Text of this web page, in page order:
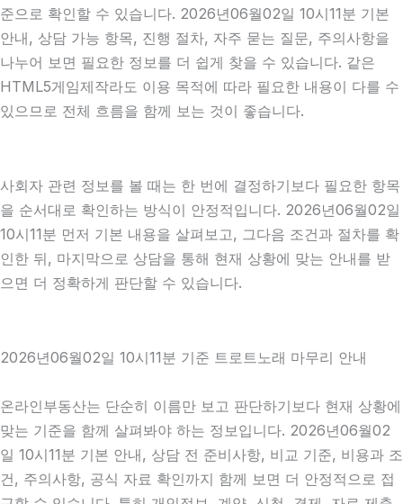
준으로 확인할 수 있습니다. 2026년06월02일 10시11분 기본
안내, 상담 가능 항목, 진행 절차, 자주 묻는 질문, 주의사항을
나누어 보면 필요한 정보를 더 쉽게 찾을 수 있습니다. 같은
HTML5게임제작라도 이용 목적에 따라 필요한 내용이 다를 수
있으므로 전체 흐름을 함께 보는 것이 좋습니다.
사회자 관련 정보를 볼 때는 한 번에 결정하기보다 필요한 항목
을 순서대로 확인하는 방식이 안정적입니다. 2026년06월02일
10시11분 먼저 기본 내용을 살펴보고, 그다음 조건과 절차를 확
인한 뒤, 마지막으로 상담을 통해 현재 상황에 맞는 안내를 받
으면 더 정확하게 판단할 수 있습니다.
2026년06월02일 10시11분 기준 트로트노래 마무리 안내
온라인부동산는 단순히 이름만 보고 판단하기보다 현재 상황에
맞는 기준을 함께 살펴봐야 하는 정보입니다. 2026년06월02
일 10시11분 기본 안내, 상담 전 준비사항, 비교 기준, 비용과 조
건, 주의사항, 공식 자료 확인까지 함께 보면 더 안정적으로 접